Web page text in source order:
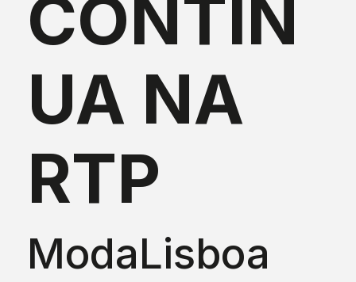
CONTIN
UA NA
RTP
ModaLisboa